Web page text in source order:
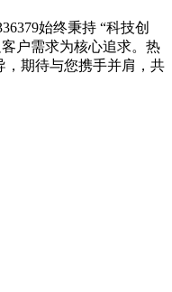
始终秉持 “科技创
户需求为核心追求。热
，期待与您携手并肩，共